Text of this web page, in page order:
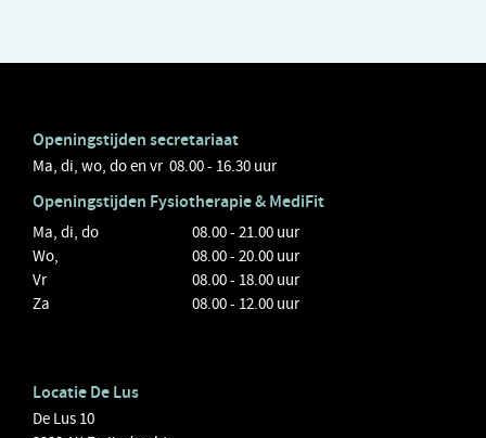
Openingstijden secretariaat
Ma, di, wo, do en vr 08.00 - 16.30 uur
Openingstijden Fysiotherapie& MediFit
Ma, di, do
08.00 - 21.00 uur
Wo,
08.00 - 20.00 uur
Vr
08.00 - 18.00 uur
Za
08.00 - 12.00 uur
Locatie De Lus
De Lus 10